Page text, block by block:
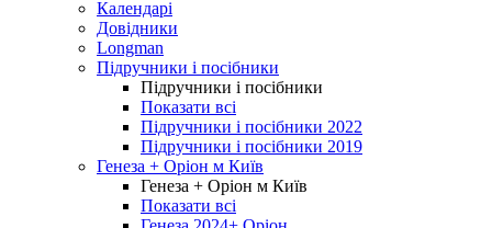
Календарі
Довідники
Longman
Підручники і посібники
Підручники і посібники
Показати всі
Підручники і посібники 2022
Підручники і посібники 2019
Генеза + Оріон м Київ
Генеза + Оріон м Київ
Показати всі